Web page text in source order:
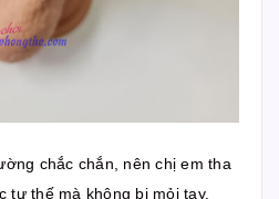
chắc chắn, nên chị em tha
tư thế mà không bị mỏi tay.